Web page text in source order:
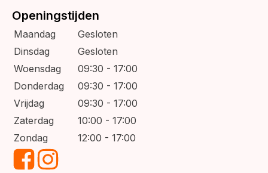
Openingstijden
Maandag
Gesloten
Dinsdag
Gesloten
Woensdag
09:30 - 17:00
Donderdag
09:30 - 17:00
Vrijdag
09:30 - 17:00
Zaterdag
10:00 - 17:00
Zondag
12:00 - 17:00